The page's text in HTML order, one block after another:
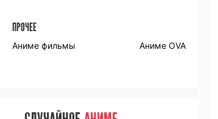
ПРОЧЕЕ
Аниме фильмы Аниме OVA